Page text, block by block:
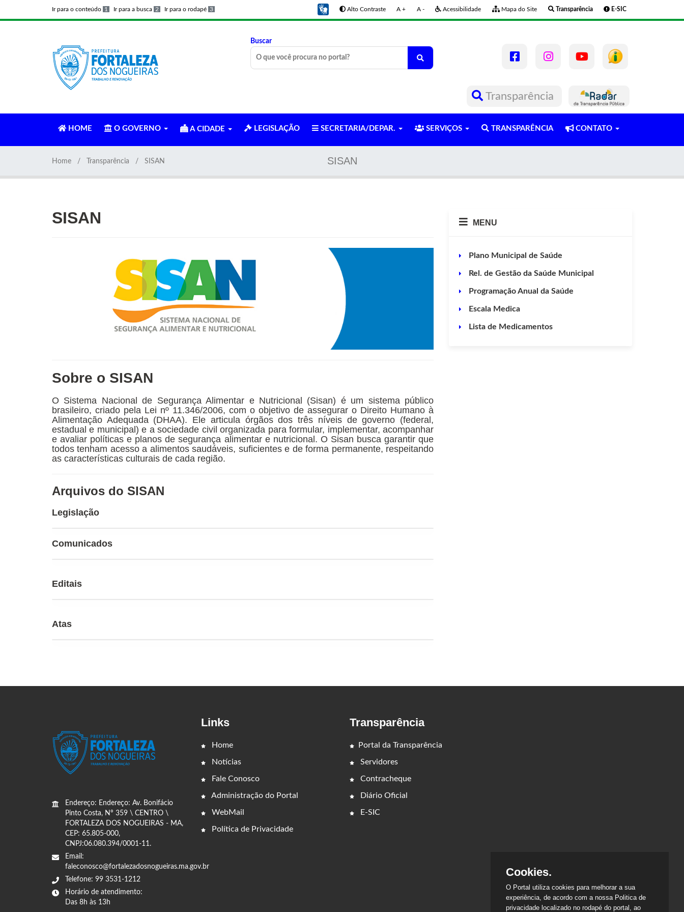
Ir para o conteúdo 1 Ir para a busca 2 Ir para o rodapé 3 Alto Contraste A + A - Acessibilidade Mapa do Site Transparência E-SIC
Buscar
Transparência
HOME O GOVERNO A CIDADE LEGISLAÇÃO SECRETARIA/DEPAR. SERVIÇOS TRANSPARÊNCIA CONTATO
SISAN
Home Transparência SISAN
SISAN
Sobre o SISAN
O Sistema Nacional de Segurança Alimentar e Nutricional (Sisan) é um sistema público
brasileiro, criado pela Lei nº 11.346/2006, com o objetivo de assegurar o Direito Humano à
Alimentação Adequada (DHAA). Ele articula órgãos dos três níveis de governo (federal,
estadual e municipal) e a sociedade civil organizada para formular, implementar, acompanhar
e avaliar políticas e planos de segurança alimentar e nutricional. O Sisan busca garantir que
todos tenham acesso a alimentos saudáveis, suficientes e de forma permanente, respeitando
as características culturais de cada região.
Arquivos do SISAN
Legislação
Comunicados
Editais
Atas
MENU
Plano Municipal de Saúde
Rel. de Gestão da Saúde Municipal
Programação Anual da Saúde
Escala Medica
Lista de Medicamentos
Endereço: Endereço: Av. Bonifácio
Pinto Costa, Nº 359 \ CENTRO \
FORTALEZA DOS NOGUEIRAS - MA,
CEP: 65.805-000,
CNPJ:06.080.394/0001-11.
Email:
faleconosco@fortalezadosnogueiras.ma.gov.br
Telefone: 99 3531-1212
Horário de atendimento:
Das 8h às 13h
Links
Home
Notícias
Fale Conosco
Administração do Portal
WebMail
Política de Privacidade
Transparência
Portal da Transparência
Servidores
Contracheque
Diário Oficial
E-SIC
Cookies.
O Portal utiliza cookies para melhorar a sua
experiência, de acordo com a nossa Politica de
privacidade localizado no rodapé do portal, ao